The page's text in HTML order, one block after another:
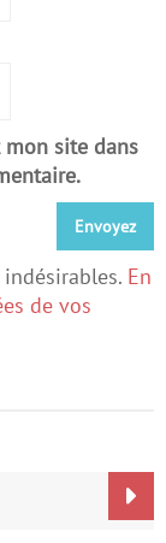
site dans
En
de vos